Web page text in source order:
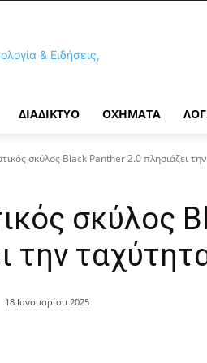
ΔΙΑΔΊΚΤΥΟ ΟΧΉΜΑΤΑ
σκύλος Black Panther 2.0 πλησιάζει
σκύλος
την
18 Ιανουαρίου 2025